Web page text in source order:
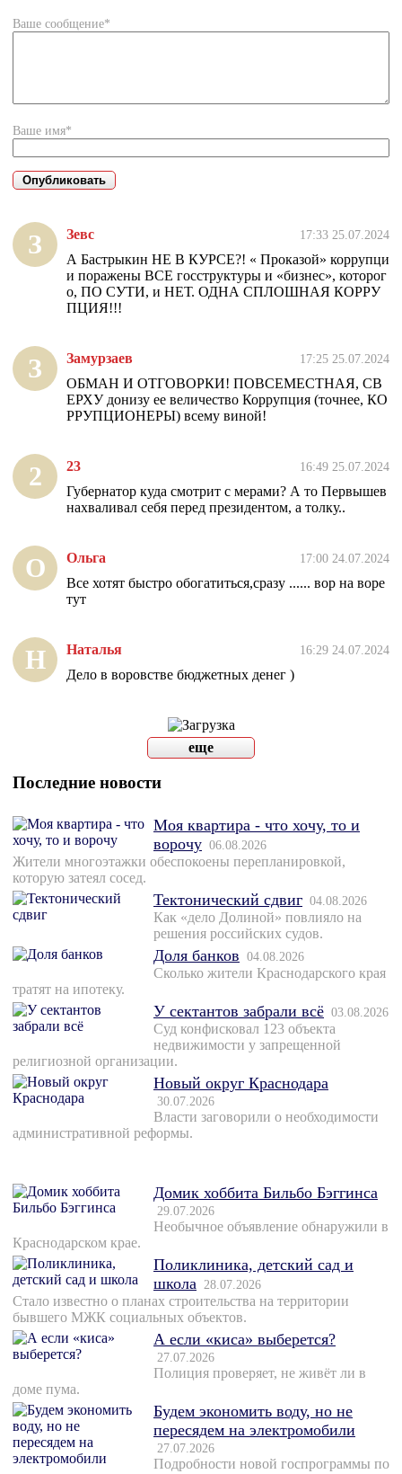
Ваше сообщение*
Ваше имя*
З Зевс 17:33 25.07.2024
А Бастрыкин НЕ В КУРСЕ?! « Проказой» коррупци
и поражены ВСЕ госструктуры и «бизнес», которог
о, ПО СУТИ, и НЕТ. ОДНА СПЛОШНАЯ КОРРУ
ПЦИЯ!!!
З Замурзаев 17:25 25.07.2024
ОБМАН И ОТГОВОРКИ! ПОВСЕМЕСТНАЯ, СВ
ЕРХУ донизу ее величество Коррупция (точнее, КО
РРУПЦИОНЕРЫ) всему виной!
2 23 16:49 25.07.2024
Губернатор куда смотрит с мерами? А то Первышев
нахваливал себя перед президентом, а толку..
О Ольга 17:00 24.07.2024
Все хотят быстро обогатиться,сразу ...... вор на воре
тут
Н Наталья 16:29 24.07.2024
Дело в воровстве бюджетных денег )
еще
Последние новости
Моя квартира - что хочу, то и
ворочу 06.08.2026
Жители многоэтажки обеспокоены перепланировкой,
которую затеял сосед.
Тектонический сдвиг 04.08.2026
Как «дело Долиной» повлияло на
решения российских судов.
Доля банков 04.08.2026
Сколько жители Краснодарского края
тратят на ипотеку.
У сектантов забрали всё 03.08.2026
Суд конфисковал 123 объекта
недвижимости у запрещенной
религиозной организации.
Новый округ Краснодара
30.07.2026
Власти заговорили о необходимости
административной реформы.
Домик хоббита Бильбо Бэггинса
29.07.2026
Необычное объявление обнаружили в
Краснодарском крае.
Поликлиника, детский сад и
школа 28.07.2026
Стало известно о планах строительства на территории
бывшего МЖК социальных объектов.
А если «киса» выберется?
27.07.2026
Полиция проверяет, не живёт ли в
доме пума.
Будем экономить воду, но не
пересядем на электромобили
27.07.2026
Подробности новой госпрограммы по